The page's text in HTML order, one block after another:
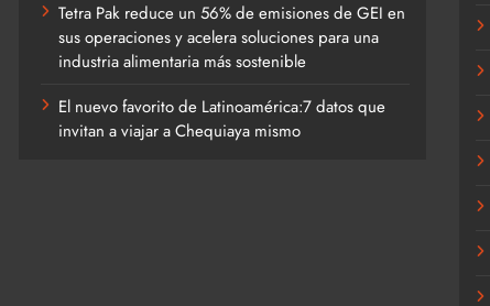
Tetra Pak reduce un 56% de emisiones de GEI en
sus operaciones y acelera soluciones para una
industria alimentaria más sostenible
El nuevo favorito de Latinoamérica:7 datos que
invitan a viajar a Chequiaya mismo